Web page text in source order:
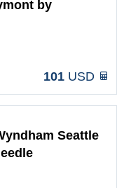
by
101 USD
Seattle